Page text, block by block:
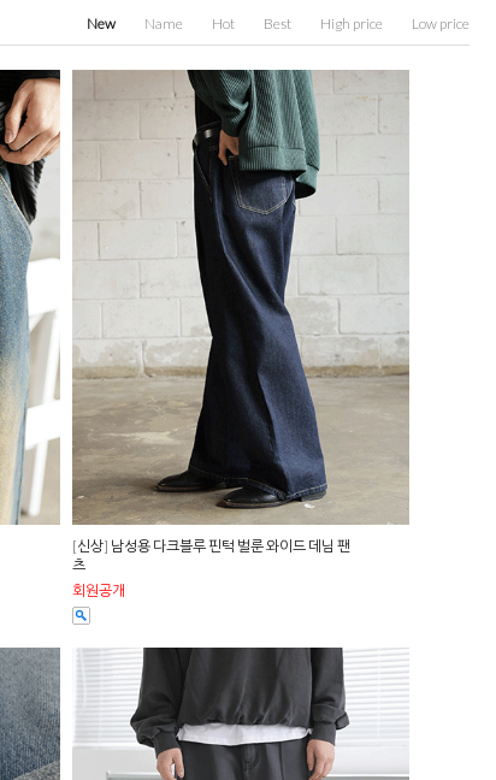
New Name Hot Best High price Low price
[신상] 남성용 다크블루 핀턱 벌룬 와이드 데님 팬
츠
회원공개